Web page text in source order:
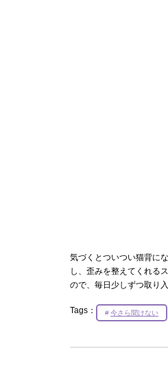
気づくとついつい猫背に
し、歪みを整えてくれる
ので、毎日少しずつ取り
Tags： 今さら聞けない